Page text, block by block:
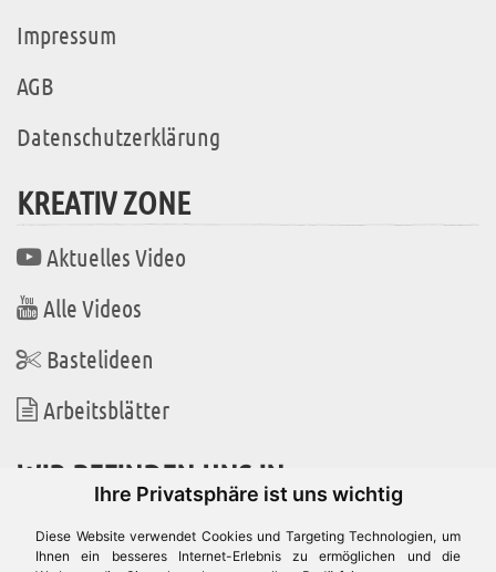
Ihre Privatsphäre ist uns wichtig
Diese Website verwendet Cookies und Targeting Technologien, um
Ihnen ein besseres Internet-Erlebnis zu ermöglichen und die
Impressum
AGB
Datenschutzerklärung
KREATIV ZONE
Aktuelles Video
Alle Videos
Bastelideen
Arbeitsblätter
WIR BEFINDEN UNS IN